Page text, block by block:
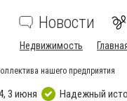
Новости
Недвижимость
нашего предприятия
3 июня Надежный